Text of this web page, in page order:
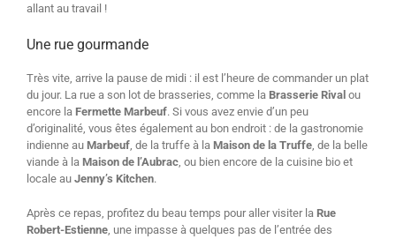
allant au travail !
Une rue gourmande
Très vite, arrive la pause de midi : il est l’heure de commander un plat
du jour. La rue a son lot de brasseries, comme la Brasserie Rival ou
encore la Fermette Marbeuf. Si vous avez envie d’un peu
d’originalité, vous êtes également au bon endroit : de la gastronomie
indienne au Marbeuf, de la truffe à la Maison de la Truffe, de la belle
viande à la Maison de l’Aubrac, ou bien encore de la cuisine bio et
locale au Jenny’s Kitchen.
Après ce repas, profitez du beau temps pour aller visiter la Rue
Robert-Estienne, une impasse à quelques pas de l’entrée des